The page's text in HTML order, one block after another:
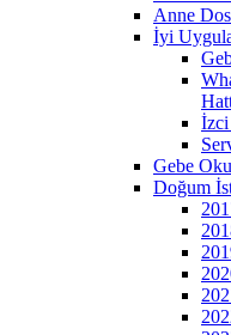
Anne
İyi
İzci
Gebe
Doğum